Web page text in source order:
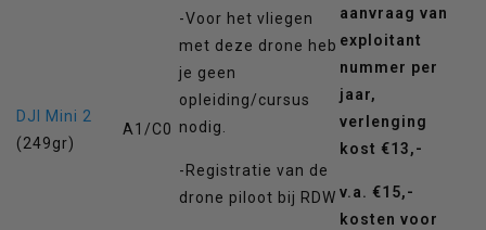
DJI Mini 2
(249gr)
A1/C0
-Voor het vliegen
met deze drone heb
je geen
opleiding/cursus
nodig.
-Registratie van de
drone piloot bij RDW
aanvraag van
exploitant
nummer per
jaar,
verlenging
kost €13,-
v.a. €15,-
kosten voor